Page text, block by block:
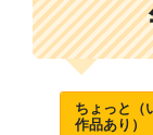
ちょっと（
作品あり）